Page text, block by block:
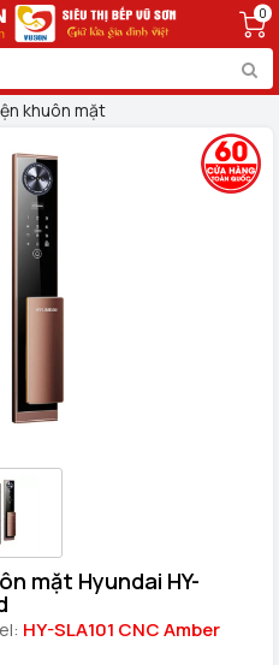
0
khuôn mặt
mặt Hyundai HY-
HY-SLA101 CNC Amber